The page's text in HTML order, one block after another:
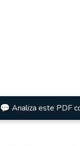
💬 Analiza este PDF